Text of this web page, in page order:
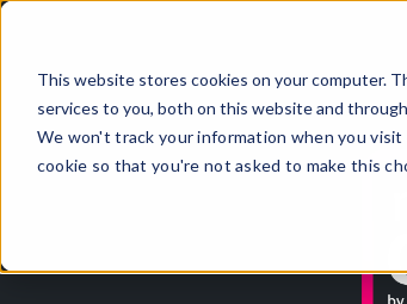
This website stores cookies on your computer.
services to you, both on this website and
We won't track your information when you
cookie so that you're not asked to make this